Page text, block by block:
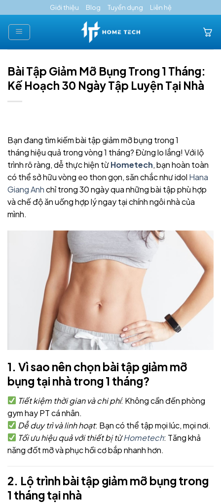
to
content
Giới thiệu Blog Tuyển dụng Liên hệ
Bài Tập Giảm Mỡ Bụng Trong 1 Tháng:
Kế Hoạch 30 Ngày Tập Luyện Tại Nhà
Bạn đang tìm kiếm bài tập giảm mỡ bụng trong 1
tháng hiệu quả trong vòng 1 tháng? Đừng lo lắng! Với lộ
trình rõ ràng, dễ thực hiện từHometech, bạn hoàn toàn
có thể sở hữu vòng eo thon gọn, săn chắc như idol Hana
Giang Anhchỉ trong 30 ngày qua những bài tập phù hợp
và chế độ ăn uống hợp lý ngay tại chính ngôi nhà của
mình.
1. Vì sao nên chọn bài tập giảm mỡ
bụng tại nhà trong 1 tháng?
Tiết kiệm thời gian và chi phí: Không cần đến phòng
gym hay PT cá nhân.
Dễ duy trì và linh hoạt: Bạn có thể tập mọi lúc, mọi nơi.
Tối ưu hiệu quả với thiết bị từHometech: Tăng khả
năng đốt mỡ và phục hồi cơ bắp nhanh hơn.
2. Lộ trình bài tập giảm mỡ bụng trong
1 tháng tại nhà